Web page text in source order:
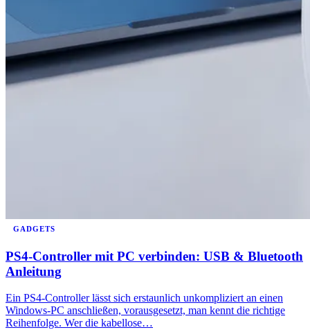
GADGETS
PS4-Controller mit PC verbinden: USB & Bluetooth
Anleitung
Ein PS4-Controller lässt sich erstaunlich unkompliziert an einen
Windows-PC anschließen, vorausgesetzt, man kennt die richtige
Reihenfolge. Wer die kabellose…